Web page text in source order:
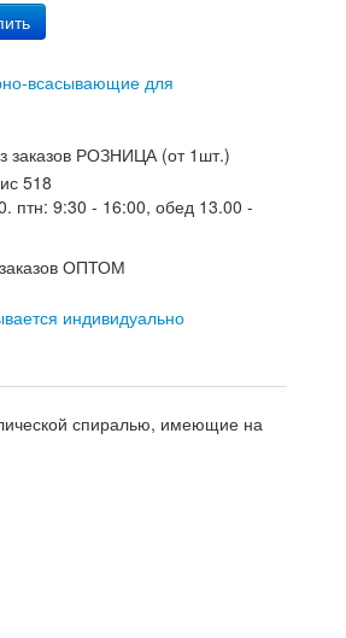
всасывающие для
заказов РОЗНИЦА (от 1шт.)
518
птн: 9:30 - 16:00, обед 13.00 -
ОПТОМ
индивидуально
спиралью, имеющие на